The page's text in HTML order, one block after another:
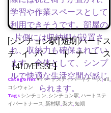
[シンチョン駅][短期]ハートス
テイパートナース
【410YEESSE】
Categories♥ ハートステイパートナーズ,all,
コシウォン
Tags シンチョン, シンチョン駅,ハートステ
イパートナース,新村駅,梨大,短期